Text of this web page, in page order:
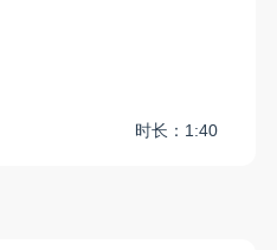
时长：1:40